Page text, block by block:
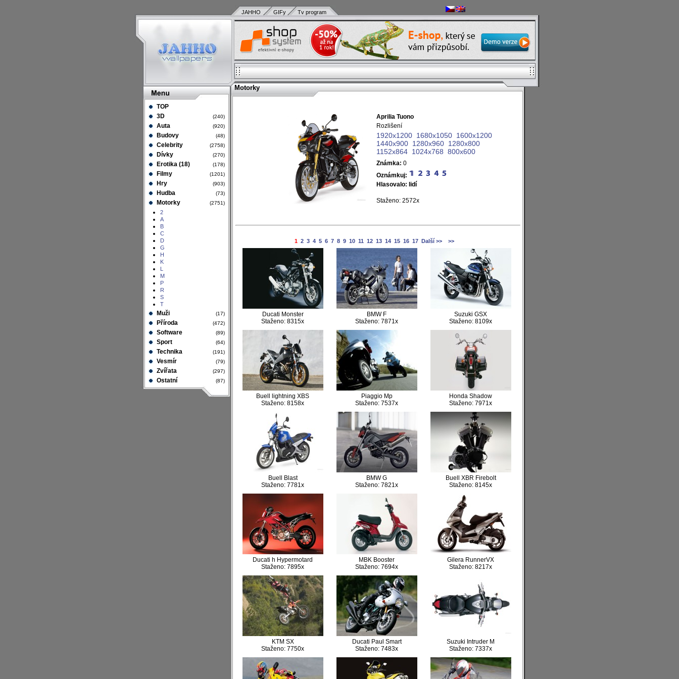
TOP
3D
(240)
Auta (920)
Budovy (48)
Celebrity (2758)
Dívky (270)
Erotika (18) (178)
Filmy (1201)
Hry (903)
Hudba (73)
Motorky (2751)
2
A
B
C
D
G
H
K
L
M
P
R
S
T
Muži (17)
Příroda (472)
Software (89)
Sport (64)
Technika (191)
Vesmír (79)
Zvířata (297)
Ostatní (87)
JAHHO GIFy Tv program
Motorky
Aprilia Tuono
Rozlišení
1920x1200 1680x1050 1600x1200
1440x900 1280x960 1280x800
1152x864 1024x768 800x600
Známka: 0
Oznámkuj:
Hlasovalo: lidí
Staženo: 2572x
1 2 3 4 5 6 7 8 9 10 11 12 13 14 15 16 17 Další >> >>
Ducati Monster
Staženo: 8315x
BMW F
Staženo: 7871x
Suzuki GSX
Staženo: 8109x
Buell lightning XBS
Staženo: 8158x
Piaggio Mp
Staženo: 7537x
Honda Shadow
Staženo: 7971x
Buell Blast
Staženo: 7781x
BMW G
Staženo: 7821x
Buell XBR Firebolt
Staženo: 8145x
Ducati h Hypermotard
Staženo: 7895x
MBK Booster
Staženo: 7694x
Gilera RunnerVX
Staženo: 8217x
KTM SX
Staženo: 7750x
Ducati Paul Smart
Staženo: 7483x
Suzuki Intruder M
Staženo: 7337x